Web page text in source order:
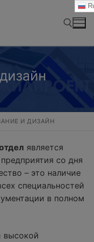
И ДИЗАЙН
является
со дня
– это наличие
специальностей
в полном
высокой